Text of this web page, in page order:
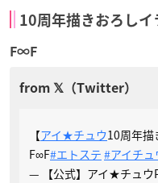
10周年描きおろしイ
F∞F
【アイ★チュウ10周年描
F∞F#エトステ #アイチュ
— 【公式】アイ★チュウ